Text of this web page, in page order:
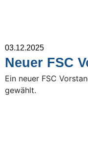
03.12.2025
Neuer FSC
Ein neuer FSC
gewählt.